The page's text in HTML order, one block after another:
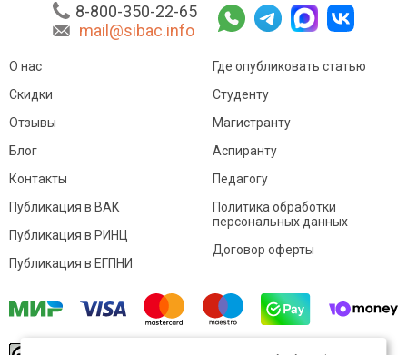
8-800-350-22-65
mail@sibac.info
О нас
Скидки
Отзывы
Блог
Контакты
Где опубликовать статью
Студенту
Магистранту
Аспиранту
Педагогу
Публикация в ВАК
Публикация в РИНЦ
Публикация в ЕГПНИ
Политика обработки
персональных данных
Договор оферты